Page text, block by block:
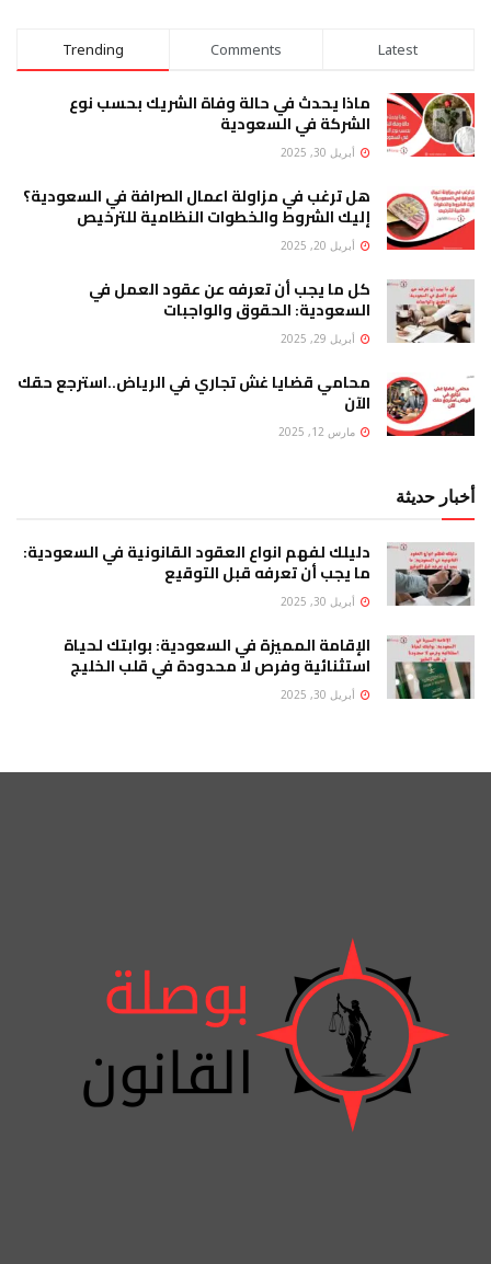
Trending Comments Latest
ماذا يحدث في حالة وفاة الشريك بحسب نوع
الشركة في السعودية
أبريل 30, 2025
هل ترغب في مزاولة اعمال الصرافة في السعودية؟
إليك الشروط والخطوات النظامية للترخيص
أبريل 20, 2025
كل ما يجب أن تعرفه عن عقود العمل في
السعودية: الحقوق والواجبات
أبريل 29, 2025
محامي قضايا غش تجاري في الرياض..استرجع حقك
الآن
مارس 12, 2025
أخبار حديثة
دليلك لفهم انواع العقود القانونية في السعودية:
ما يجب أن تعرفه قبل التوقيع
أبريل 30, 2025
الإقامة المميزة في السعودية: بوابتك لحياة
استثنائية وفرص لا محدودة في قلب الخليج
أبريل 30, 2025